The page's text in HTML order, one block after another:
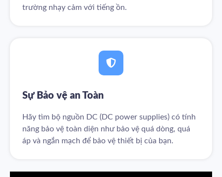
trường nhạy cảm với tiếng ồn.
Sự Bảo vệ an Toàn
Hãy tìm bộ nguồn DC (DC power supplies) có tính
năng bảo vệ toàn diện như bảo vệ quá dòng, quá
áp và ngắn mạch để bảo vệ thiết bị của bạn.